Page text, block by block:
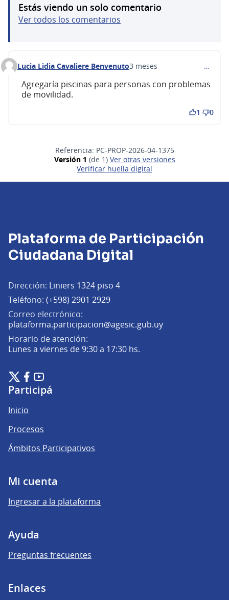
Estás viendo un solo comentario
Ver todos los comentarios
Comentario 735
Lucia Lidia Cavaliere Benvenuto3 meses
Agregaría piscinas para personas con problemas
de movilidad.
1 0
Referencia: PC-PROP-2026-04-1375
Versión 1 (de 1)
ver otras versiones
Verificar huella digital
Plataforma de Participación
Ciudadana Digital
Dirección: Liniers 1324 piso 4
Teléfono: (+598) 2901 2929
Correo electrónico:
plataforma.participacion@agesic.gub.uy(Abrir en una
Horario de atención:
Lunes a viernes de 9:30 a 17:30 hs.
Plataforma de Participación Ciudadana Digital en X
(Enlace externo)
Plataforma de Participación Ciudadana Digital en Facebook
(Enlace externo)
Plataforma de Participación Ciudadana Digital en
(Enlace externo)
Participá
Inicio
Procesos
Ámbitos Participativos
Mi cuenta
Ingresar a la plataforma
Ayuda
Preguntas frecuentes
Enlaces